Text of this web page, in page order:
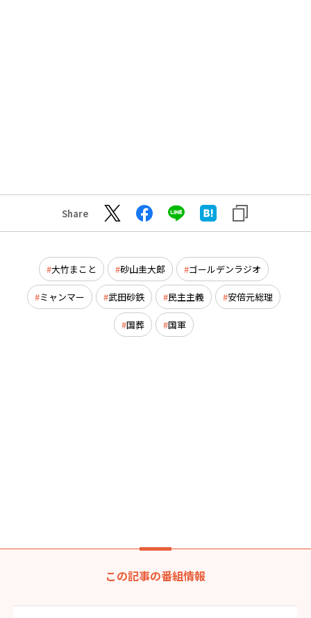
Share
大竹まこと 砂山圭大郎 ゴールデンラジオ
ミャンマー 武田砂鉄 民主主義 安倍元総理
国葬 国軍
この記事の番組情報